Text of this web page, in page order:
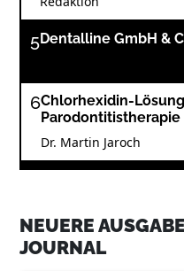
5Dentalline GmbH &
6Chlorhexidin-
Parodontitistherapie
Dr. Martin Jaroch
12 Leitfaden für eine
NEUERE
JOURNAL